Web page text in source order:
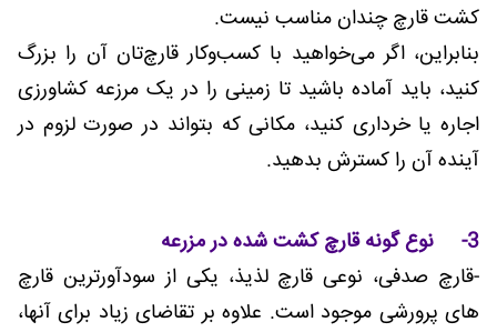
کشت قارچ چندان مناسب نیست.
بنابراین، اگر می‌خواهید با کسب‌وکار قارچ‌تان آن را بزرگ
کنید، باید آماده باشید تا زمینی را در یک مرزعه کشاورزی
اجاره یا خرداری کنید، مکانی که بتواند در صورت لزوم در
آینده آن را کسترش بدهید.
3- نوع گونه قارچ کشت شده در مزرعه
-قارچ صدفی، نوعی قارچ لذیذ، یکی از سودآورترین قارچ
های پرورشی موجود است. علاوه بر تقاضای زیاد برای آنها،